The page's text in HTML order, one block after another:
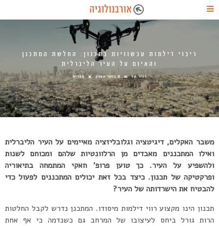
ריבוי דילמות עכשוויות בתכנון: החלשת המתכנן
והאיום על העיר הליברלית
זוהר טל 6 במאי 2020 ספרים
משבר האקלים, דיגיטציה וגלובליזציה מאיימים על העיר הליברלית
ואילו המתכננים מאבדים מן הרלוונטיות שלהם ומכוחם לשנות
ולהשפיע על העיר. כך טוען פרופ’ חאקי המתמחה בתיאוריה
ופרקטיקה של תכנון. כיצד בכל זאת יכולים המתכננים לפעול כדי
להבטיח את הישרדותה של העיר?
תכנון הינו מקצוע רווי דילמות מיסודו. המתכנן נדרש לקבל החלטות
הרות גורל ביחס לעיצובו של המרחב גם כשנדמה כי אף אחת